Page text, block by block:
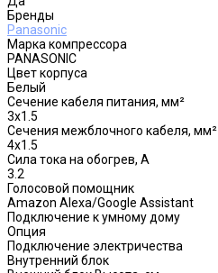
Бренды
Panasonic
Марка компрессора
PANASONIC
Цвет корпуса
Белый
Сечение кабеля питания, мм²
3x1.5
Сечения межблочного кабеля, мм²
4x1.5
Сила тока на обогрев, А
3.2
Голосовой помощник
Amazon Alexa/Google Assistant
Подключение к умному дому
Опция
Подключение электричества
Внутренний блок